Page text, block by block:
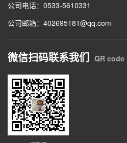
公司电话：0533-5610331
公司邮箱：402695181@qq.com
微信扫码联系我们 QR code